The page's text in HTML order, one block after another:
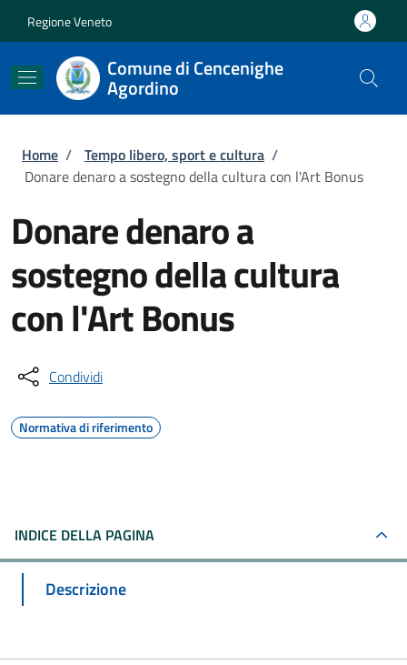
Regione Veneto
Comune di Cencenighe
Agordino
Briciole di pane
Home / Tempo libero, sport e cultura /
Donare denaro a sostegno della cultura con l'Art Bonus
Donare denaro a
sostegno della cultura
con l'Art Bonus
Condividi
Normativa di riferimento
INDICE DELLA PAGINA
Descrizione